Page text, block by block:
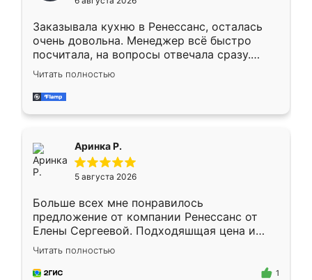
мебели буду заказывать только здесь.
Заказывала кухню в Ренессанс, осталась
очень довольна. Менеджер всё быстро
посчитала, на вопросы отвечала сразу.
Замерщик приехал в субботу, подошёл к
делу со всей ответственностью. Собрали
за день, ребята работали аккуратно, даже
Читать полностью
Аринка Р.
5 августа 2026
Больше всех мне понравилось
предложение от компании Ренессанс от
Елены Сергеевой. Подходяшщая цена и
короткие сроки изготовления. Приехавший
для замера сотрудник Владислав
предложил по моему эскизу самый
Читать полностью
1